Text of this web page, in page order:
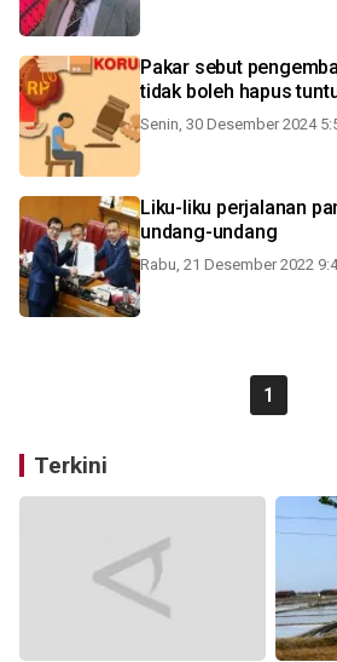
Pakar sebut
tidak boleh hapus
Senin, 30 Desember 2024
Liku-liku perjalanan
undang-undang
Rabu, 21 Desember 2022
1
Terkini